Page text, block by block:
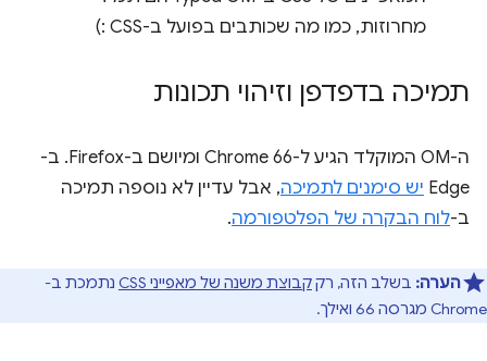
מחרוזות, כמו מה שכותבים בפועל ב-CSS :)
תמיכה בדפדפן וזיהוי תכונות
ה-OM המוקלד הגיע ל-Chrome 66 ומיושם ב-Firefox. ב-
Edge יש סימנים לתמיכה, אבל עדיין לא נוספה תמיכה
ב-לוח הבקרה של הפלטפורמה.
הערה: בשלב הזה, רקקבוצת משנה של מאפייני CSS
נתמכת ב-
Chrome מגרסה 66 ואילך.